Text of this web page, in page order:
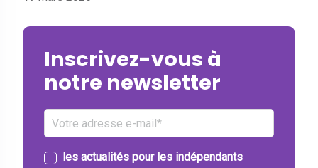
Inscrivez-vous à
notre newsletter
les actualités pour les indépendants